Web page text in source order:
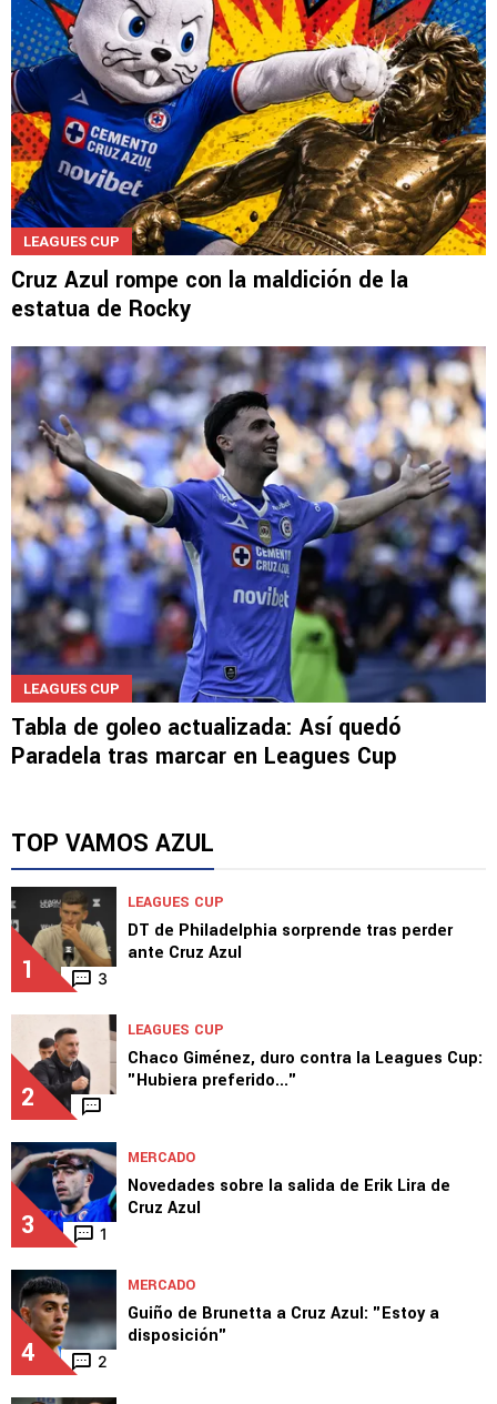
LEAGUES CUP
Cruz Azul rompe con la maldición de la
estatua de Rocky
LEAGUES CUP
Tabla de goleo actualizada: Así quedó
Paradela tras marcar en Leagues Cup
TOP VAMOS AZUL
1 3
LEAGUES CUP
DT de Philadelphia sorprende tras perder
ante Cruz Azul
2
LEAGUES CUP
Chaco Giménez, duro contra la Leagues Cup:
"Hubiera preferido..."
3 1
MERCADO
Novedades sobre la salida de Erik Lira de
Cruz Azul
4 2
MERCADO
Guiño de Brunetta a Cruz Azul: "Estoy a
disposición"